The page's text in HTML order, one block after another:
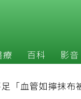
療 百科 影音
「血管如擰抹布